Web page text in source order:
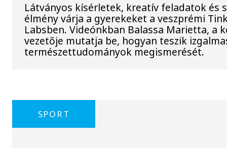
Látványos kísérletek, kreatív feladatok és
élmény várja a gyerekeket a veszprémi
Labsben. Videónkban Balassa Marietta, a
vezetője mutatja be, hogyan teszik
természettudományok megismerését.
SPORT